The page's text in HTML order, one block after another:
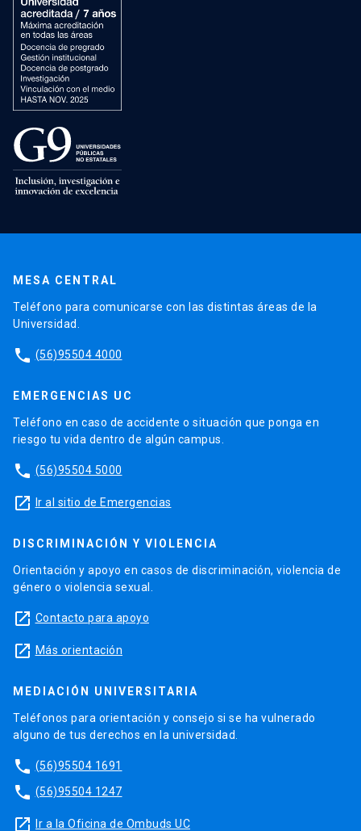
MESA CENTRAL
Teléfono para comunicarse con las distintas áreas de la
Universidad.
phone (56)95504 4000
EMERGENCIAS UC
Teléfono en caso de accidente o situación que ponga en
riesgo tu vida dentro de algún campus.
phone (56)95504 5000
launch Ir al sitio de Emergencias
DISCRIMINACIÓN Y VIOLENCIA
Orientación y apoyo en casos de discriminación, violencia de
género o violencia sexual.
launch Contacto para apoyo
launch Más orientación
MEDIACIÓN UNIVERSITARIA
Teléfonos para orientación y consejo si se ha vulnerado
alguno de tus derechos en la universidad.
phone (56)95504 1691
phone (56)95504 1247
launch Ir a la Oficina de Ombuds UC